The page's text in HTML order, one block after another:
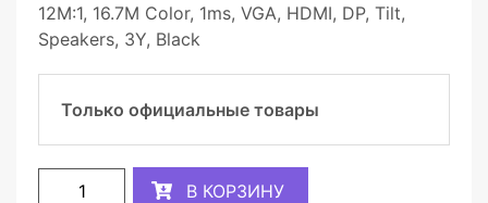
12М:1, 16.7M Color, 1ms, VGA, HDMI, DP, Tilt,
Speakers, 3Y, Black
Только официальные товары
В КОРЗИНУ